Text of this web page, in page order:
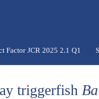
Factor JCR 2025 2.1 Q1
triggerfish